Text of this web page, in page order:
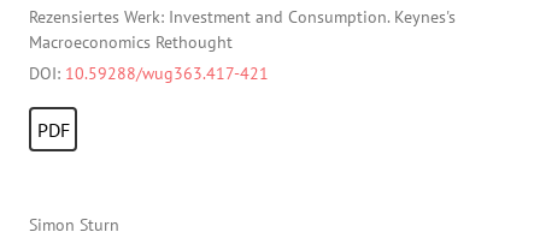
Rezensiertes Werk: Investment and Consumption. Keynes's
Macroeconomics Rethought
DOI: 10.59288/wug363.417-421
PDF
Simon Sturn